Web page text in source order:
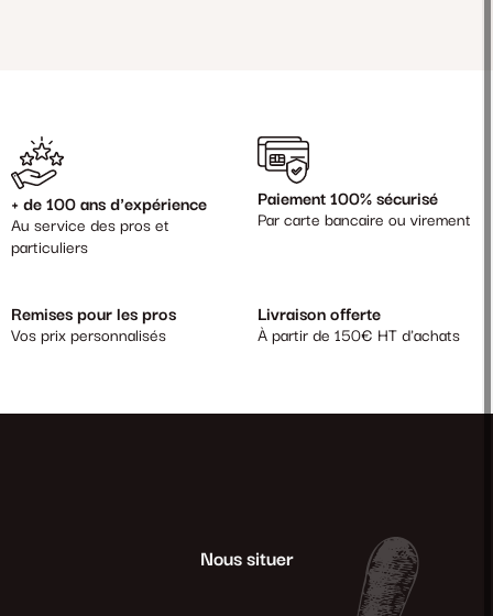
+ de 100 ans d'expérience
Au service des pros et
particuliers
Paiement 100% sécurisé
Par carte bancaire ou virement
Remises pour les pros
Vos prix personnalisés
Livraison offerte
À partir de 150€ HT d'achats
Nous situer